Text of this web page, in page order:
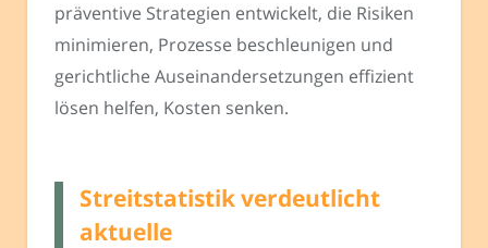
präventive Strategien entwickelt, die Risiken
minimieren, Prozesse beschleunigen und
gerichtliche Auseinandersetzungen effizient
lösen helfen, Kosten senken.
Streitstatistik verdeutlicht
aktuelle